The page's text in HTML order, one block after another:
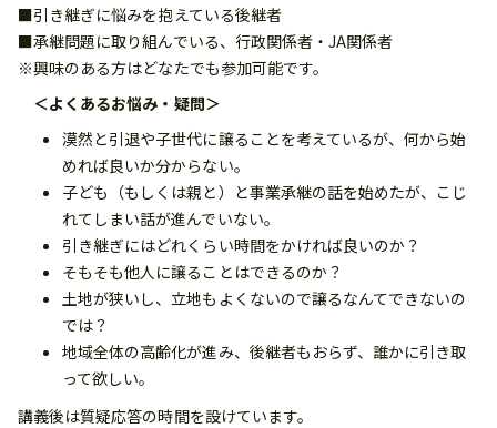
■引き継ぎに悩みを抱えている後継者
■承継問題に取り組んでいる、行政関係者・JA関係者
※興味のある方はどなたでも参加可能です。
＜よくあるお悩み・疑問＞
漠然と引退や子世代に譲ることを考えているが、何から始
めれば良いか分からない。
子ども（もしくは親と）と事業承継の話を始めたが、こじ
れてしまい話が進んでいない。
引き継ぎにはどれくらい時間をかければ良いのか？
そもそも他人に譲ることはできるのか？
土地が狭いし、立地もよくないので譲るなんてできないの
では？
地域全体の高齢化が進み、後継者もおらず、誰かに引き取
って欲しい。
講義後は質疑応答の時間を設けています。